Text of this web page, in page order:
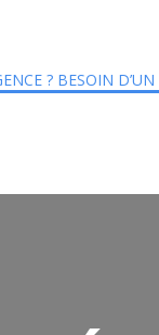
? BESOIN